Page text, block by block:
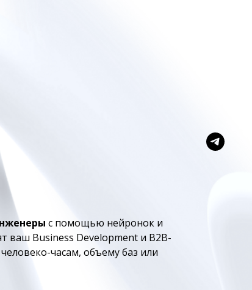
с помощью нейронок и
ваш Business Development и B2B-
часам, объему баз или